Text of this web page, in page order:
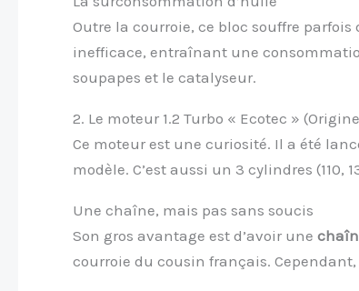
Outre la courroie, ce bloc souffre
inefficace, entraînant une
soupapes et le catalyseur.
2. Le moteur 1.2 Turbo « Ecotec »
Ce moteur est une curiosité. Il a été
modèle. C’est aussi un 3 cylindres (110,
Une chaîne, mais pas sans soucis
Son gros avantage est d’avoir une
courroie du cousin français.